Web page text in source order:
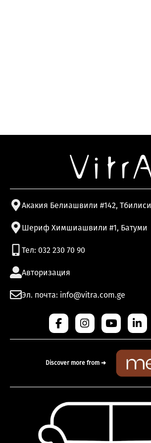
Акакия Белиашвили #142, Тбилиси
Шериф Химшиашвили #1, Батуми
Тел: 032 230 70 90
Авторизация
Эл. почта: info@vitra.com.ge
Discover more from ➜